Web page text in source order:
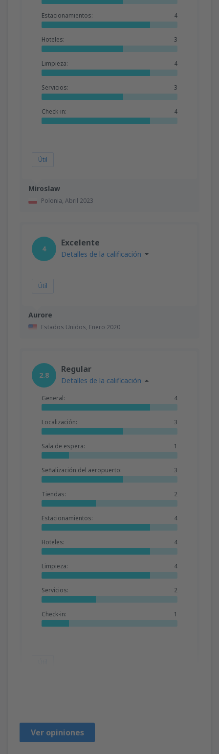
Miroslaw
Polonia, Abril 2023
Estacionamientos: 4
Hoteles: 3
Limpieza: 4
Servicios: 3
Check-in: 4
Útil
Aurore
Estados Unidos, Enero 2020
4
Excelente
Detalles de la calificación
Útil
2.8
Regular
Detalles de la calificación
General: 4
Localización: 3
Sala de espera: 1
Señalización del aeropuerto: 3
Tiendas: 2
Estacionamientos: 4
Hoteles: 4
Limpieza: 4
Servicios: 2
Check-in: 1
Ver opiniones